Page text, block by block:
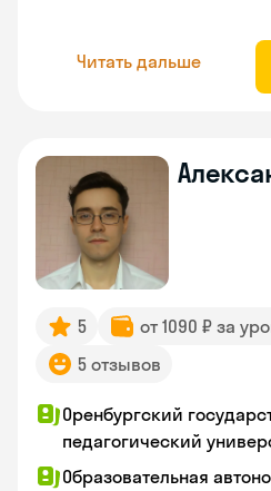
Читать дальше
5 от 1090 ₽ за
5 отзывов
Оренбургский
педагогический
Образовательная